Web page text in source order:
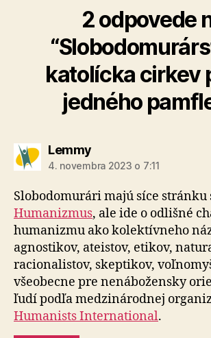
2 odpovede
katolícka cirkev
jedného
Lemmyhovorí:
4. novembra 2023 o 7:11
Slobodomurári majú síce stránku
Humanizmus, ale ide o odlišné
humanizmu ako kolektívneho
agnostikov, ateistov, etikov,
racionalistov, skeptikov,
všeobecne pre nenábožensky
ľudí podľa medzinárodnej
Humanists International.